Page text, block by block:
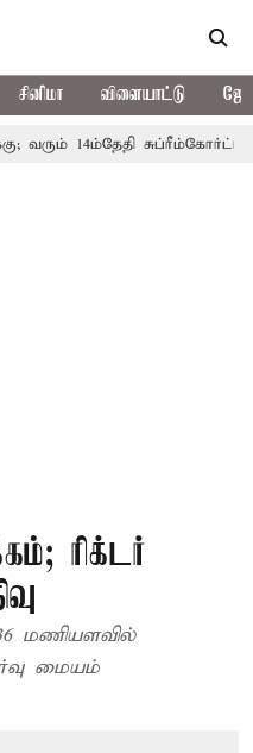
சினிமா விளையாட்டு
14ம்தேதி சுப்ரீம்கோர்ட்டில்
ரிக்டர்
மணியளவில்
மையம்